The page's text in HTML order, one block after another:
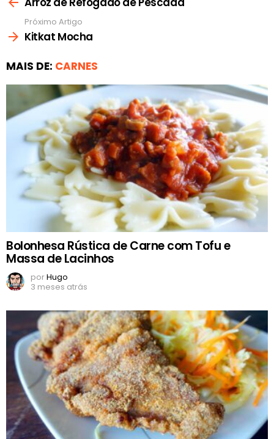
Próximo Artigo
Kitkat Mocha
MAIS DE: CARNES
Bolonhesa Rústica de Carne com Tofu e
Massa de Lacinhos
porHugo
3 meses atrás